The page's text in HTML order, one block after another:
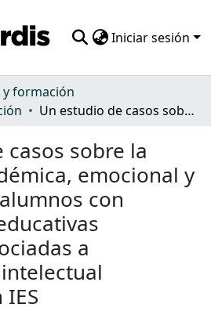
Iniciar sesión
y formación
Un estudio de casos sobre la situación académica, emocional y relacional de alumnos con necesidades educativas especiales asociadas a discapacidad intelectual integrados en IES
sobre la
emocional y
con
a